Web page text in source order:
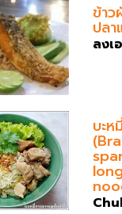
ข้า
ปล
ลงเ
บะห